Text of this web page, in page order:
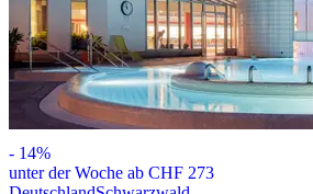
- 14%
unter der Woche ab CHF 273